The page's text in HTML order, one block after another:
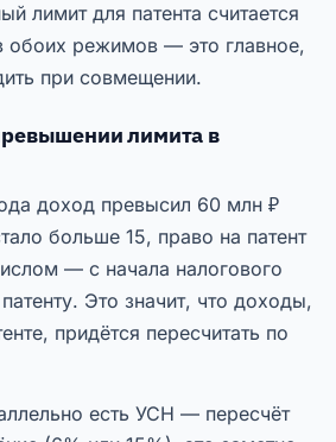
лимит для патента считается
обоих режимов — это главное,
при совмещении.
лимита в
доход превысил 60 млн ₽
больше 15, право на патент
— с начала налогового
Это значит, что доходы,
придётся пересчитать по
есть УСН — пересчёт